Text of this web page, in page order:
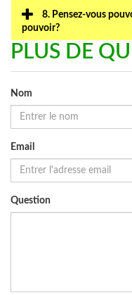
8. Pensez-vous
pouvoir?
PLUS DE
Nom
Email
Question